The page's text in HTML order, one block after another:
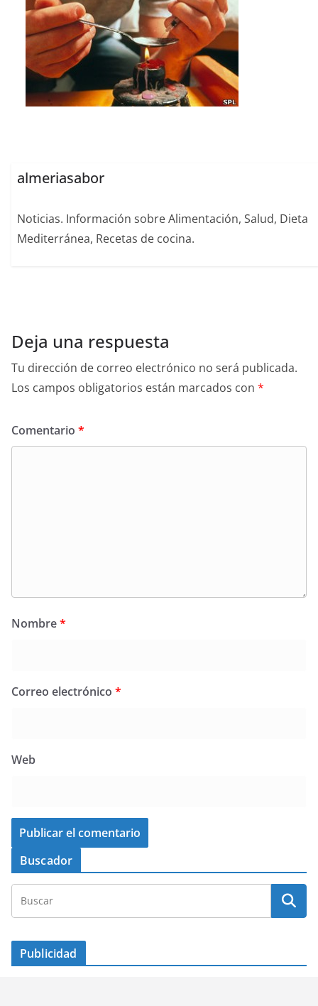
almeriasabor
Noticias. Información sobre Alimentación, Salud, Dieta
Mediterránea, Recetas de cocina.
Deja una respuesta
Tu dirección de correo electrónico no será publicada.
Los campos obligatorios están marcados con *
Comentario *
Nombre*
Correo electrónico *
Web
Buscador
Publicidad